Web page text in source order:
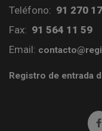
Teléfono: 91 270
Fax: 91 564 11 59
Email:
Registro de entrada